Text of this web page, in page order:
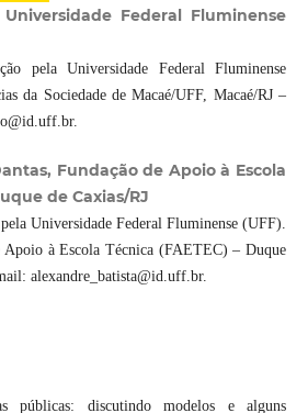
Federal Fluminense
pela Universidade Federal Fluminense
da Sociedade de Macaé/UFF, Macaé/RJ –
Fundação de Apoio à Escola
de Caxias/RJ
Universidade Federal Fluminense (UFF).
Apoio à Escola Técnica (FAETEC) – Duque
alexandre_batista@id.uff.br.
públicas: discutindo modelos e alguns